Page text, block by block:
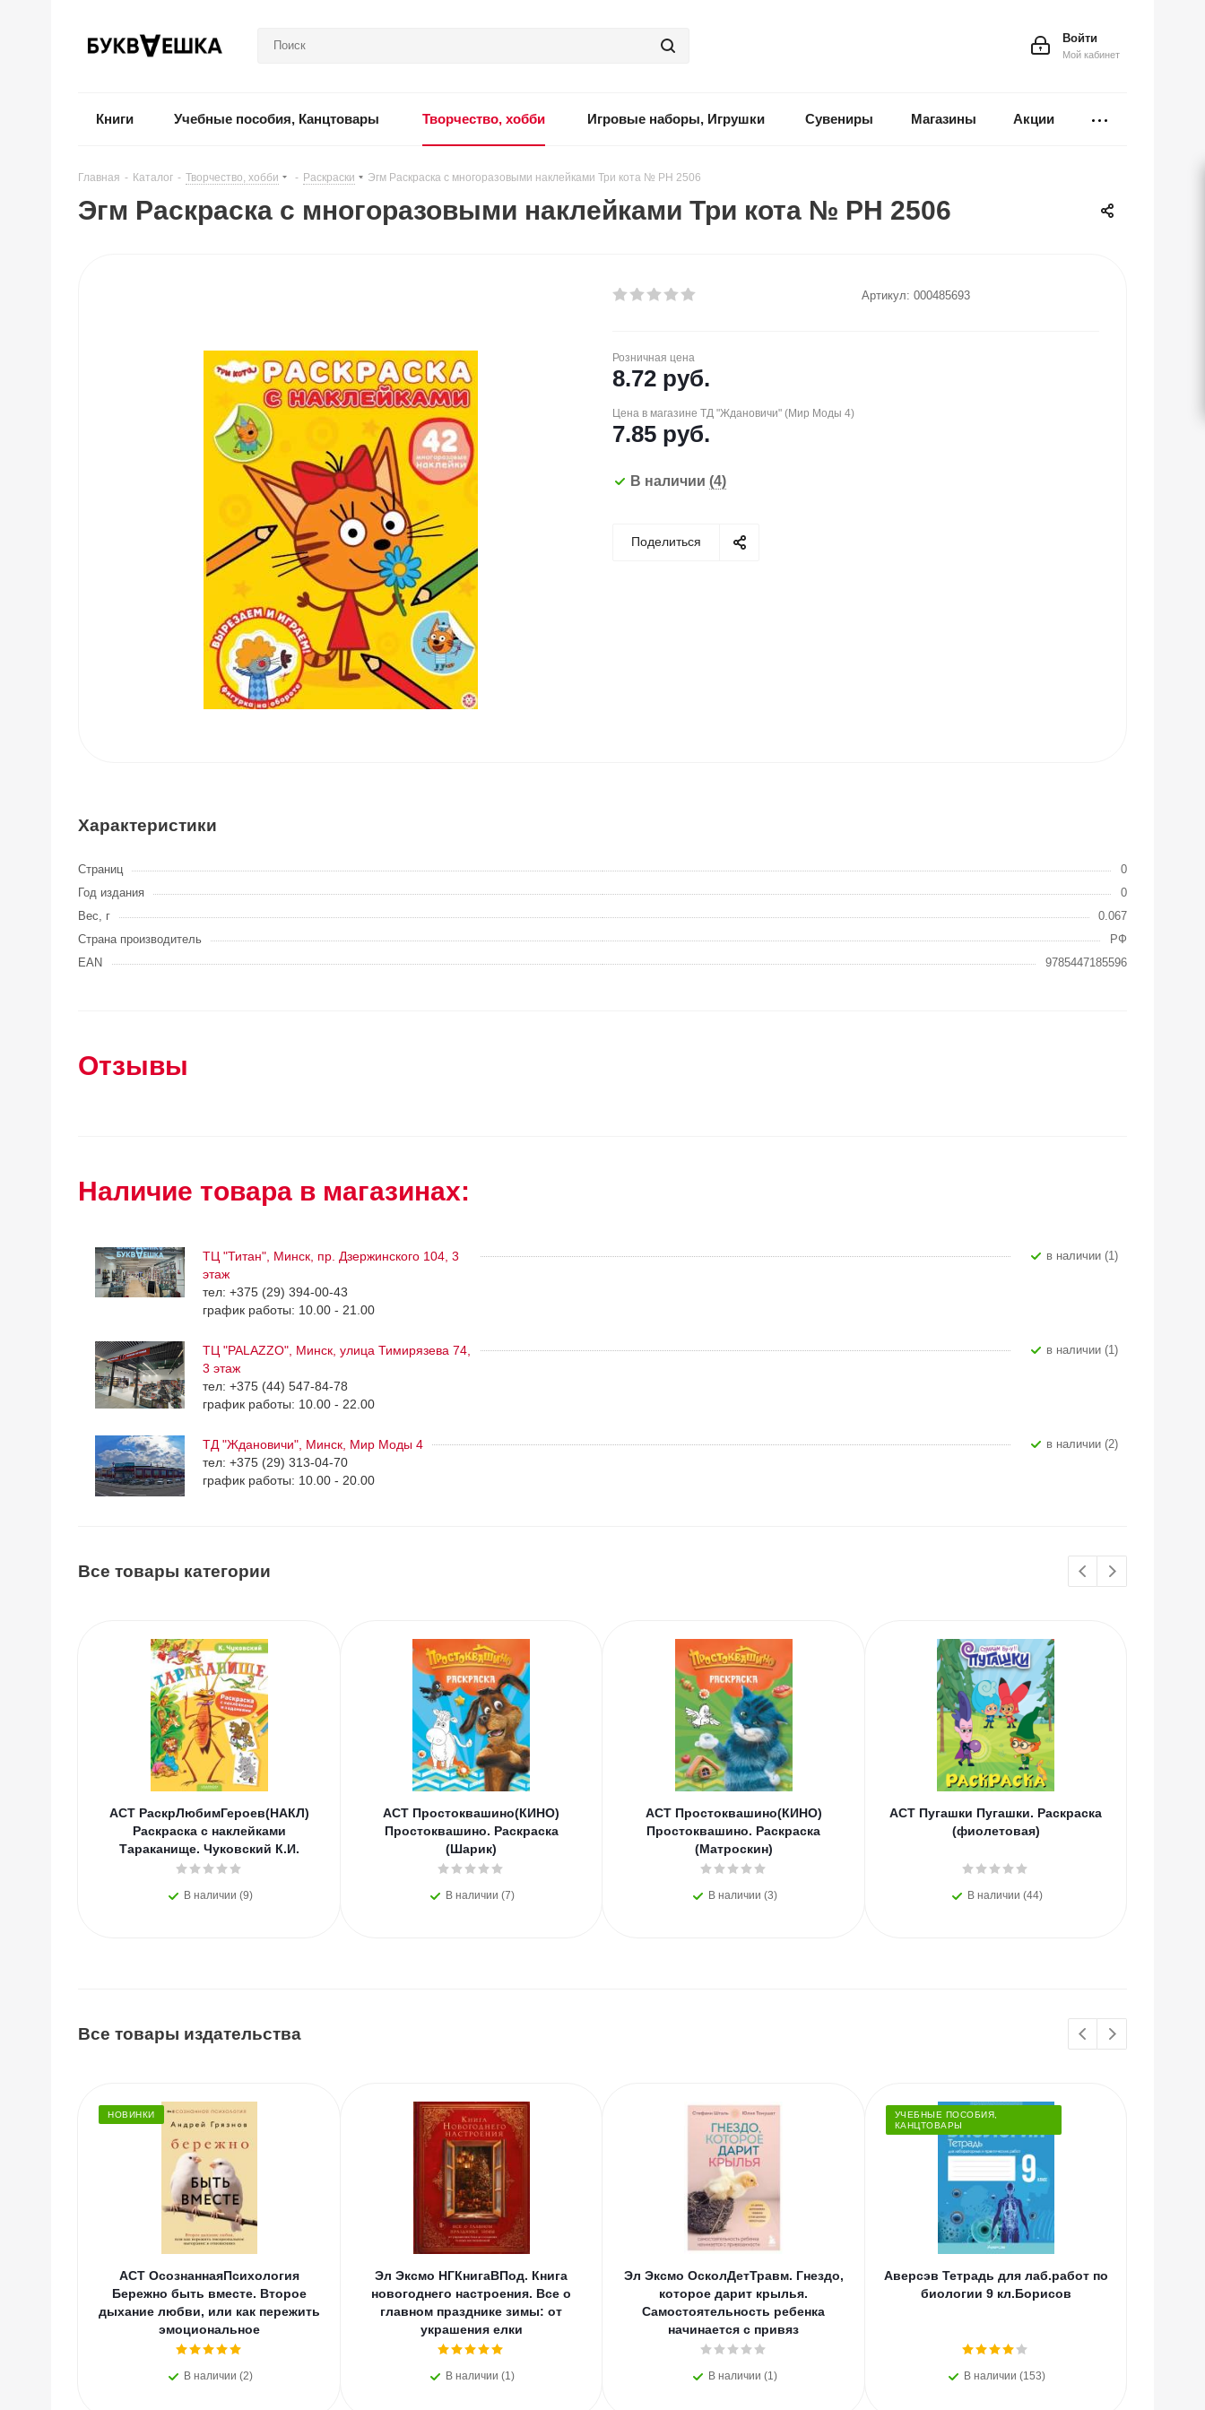
Войти
Мой кабинет
Книги Учебные пособия, Канцтовары Творчество, хобби Игровые наборы, Игрушки Сувениры Магазины Акции
Главная - Каталог - Творчество, хобби - Раскраски - Эгм Раскраска с многоразовыми наклейками Три кота № РН 2506
Эгм Раскраска с многоразовыми наклейками Три кота № РН 2506
Артикул: 000485693
Розничная цена
8.72 руб.
Цена в магазине ТД "Ждановичи" (Мир Моды 4)
7.85 руб.
В наличии (4)
Поделиться
Характеристики
Страниц
0
Год издания
0
Вес, г
0.067
Страна производитель
РФ
EAN
9785447185596
Отзывы
Наличие товара в магазинах:
ТЦ "Титан", Минск, пр. Дзержинского 104, 3
этаж
тел: +375 (29) 394-00-43
график работы: 10.00 - 21.00
В наличии (1)
ТЦ "PALAZZO", Минск, улица Тимирязева 74,
3 этаж
тел: +375 (44) 547-84-78
график работы: 10.00 - 22.00
В наличии (1)
ТД "Ждановичи", Минск, Мир Моды 4
тел: +375 (29) 313-04-70
график работы: 10.00 - 20.00
В наличии (2)
Все товары категории
АСТ РаскрЛюбимГероев(НАКЛ)
Раскраска с наклейками
Тараканище. Чуковский К.И.
В наличии (9)
АСТ Простоквашино(КИНО)
Простоквашино. Раскраска
(Шарик)
В наличии (7)
АСТ Простоквашино(КИНО)
Простоквашино. Раскраска
(Матроскин)
В наличии (3)
АСТ Пугашки Пугашки. Раскраска
(фиолетовая)
В наличии (44)
Все товары издательства
НОВИНКИ
АСТ ОсознаннаяПсихология
Бережно быть вместе. Второе
дыхание любви, или как пережить
эмоциональное
В наличии (2)
Эл Эксмо НГКнигаВПод. Книга
новогоднего настроения. Все о
главном празднике зимы: от
украшения елки
В наличии (1)
Эл Эксмо ОсколДетТравм. Гнездо,
которое дарит крылья.
Самостоятельность ребенка
начинается с привяз
В наличии (1)
УЧЕБНЫЕ ПОСОБИЯ,
КАНЦТОВАРЫ
Аверсэв Тетрадь для лаб.работ по
биологии 9 кл.Борисов
В наличии (153)